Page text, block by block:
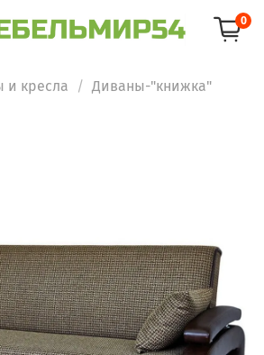
0
и кресла Диваны-"книжка"